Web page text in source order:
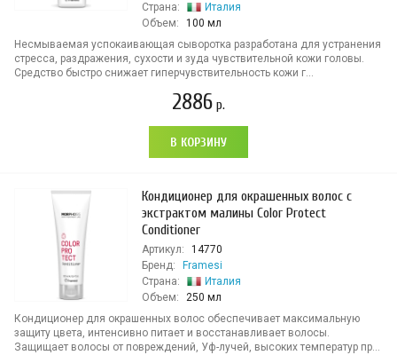
Страна:
Италия
Объем:
100 мл
Несмываемая успокаивающая сыворотка разработана для устранения
стресса, раздражения, сухости и зуда чувствительной кожи головы.
Средство быстро снижает гиперчувствительность кожи г...
2886 р.
В КОРЗИНУ
Кондиционер для окрашенных волос с
экстрактом малины Color Protect
Conditioner
Артикул:
14770
Бренд:
Framesi
Страна:
Италия
Объем:
250 мл
Кондиционер для окрашенных волос обеспечивает максимальную
защиту цвета, интенсивно питает и восстанавливает волосы.
Защищает волосы от повреждений, Уф-лучей, высоких температур пр...